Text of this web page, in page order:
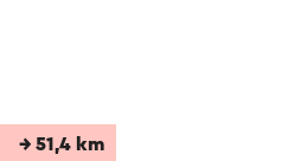
→ 51,4 km